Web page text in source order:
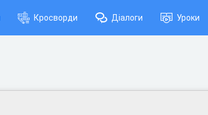
Кросворди Діалоги Уроки